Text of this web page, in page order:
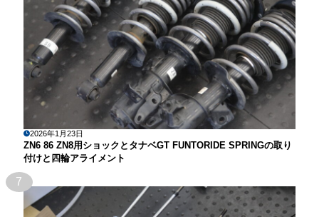
2026年1月23日
ZN6 86 ZN8用ショックとタナベGT FUNTORIDE SPRINGの取り
付けと四輪アライメント
7